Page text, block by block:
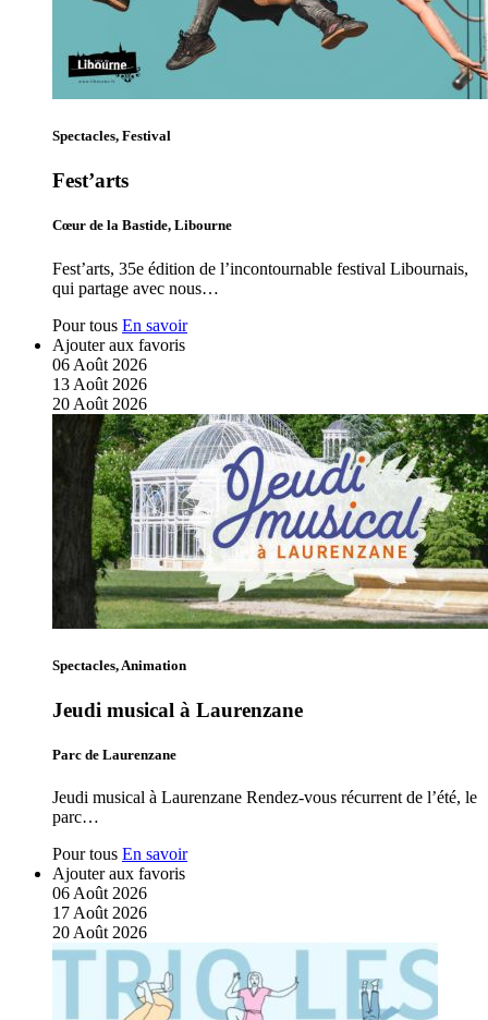
Spectacles, Festival
Fest’arts
Cœur de la Bastide, Libourne
Fest’arts, 35e édition de l’incontournable festival Libournais,
qui partage avec nous…
Pour tous En savoir
Ajouter aux favoris
06 Août 2026
13 Août 2026
20 Août 2026
Spectacles, Animation
Jeudi musical à Laurenzane
Parc de Laurenzane
Jeudi musical à Laurenzane Rendez-vous récurrent de l’été, le
parc…
Pour tous En savoir
Ajouter aux favoris
06 Août 2026
17 Août 2026
20 Août 2026